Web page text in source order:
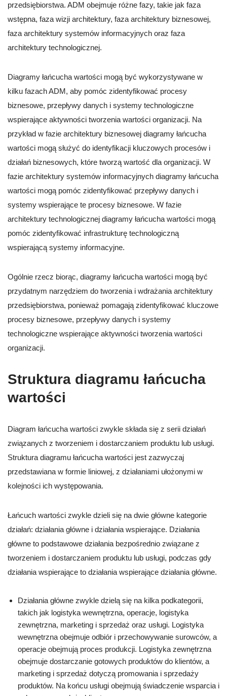
przedsiębiorstwa. ADM obejmuje różne fazy, takie jak faza
wstępna, faza wizji architektury, faza architektury biznesowej,
faza architektury systemów informacyjnych oraz faza
architektury technologicznej.
Diagramy łańcucha wartości mogą być wykorzystywane w
kilku fazach ADM, aby pomóc zidentyfikować procesy
biznesowe, przepływy danych i systemy technologiczne
wspierające aktywności tworzenia wartości organizacji. Na
przykład w fazie architektury biznesowej diagramy łańcucha
wartości mogą służyć do identyfikacji kluczowych procesów i
działań biznesowych, które tworzą wartość dla organizacji. W
fazie architektury systemów informacyjnych diagramy łańcucha
wartości mogą pomóc zidentyfikować przepływy danych i
systemy wspierające te procesy biznesowe. W fazie
architektury technologicznej diagramy łańcucha wartości mogą
pomóc zidentyfikować infrastrukturę technologiczną
wspierającą systemy informacyjne.
Ogólnie rzecz biorąc, diagramy łańcucha wartości mogą być
przydatnym narzędziem do tworzenia i wdrażania architektury
przedsiębiorstwa, ponieważ pomagają zidentyfikować kluczowe
procesy biznesowe, przepływy danych i systemy
technologiczne wspierające aktywności tworzenia wartości
organizacji.
Struktura diagramu łańcucha
wartości
Diagram łańcucha wartości zwykle składa się z serii działań
związanych z tworzeniem i dostarczaniem produktu lub usługi.
Struktura diagramu łańcucha wartości jest zazwyczaj
przedstawiana w formie liniowej, z działaniami ułożonymi w
kolejności ich występowania.
Łańcuch wartości zwykle dzieli się na dwie główne kategorie
działań: działania główne i działania wspierające. Działania
główne to podstawowe działania bezpośrednio związane z
tworzeniem i dostarczaniem produktu lub usługi, podczas gdy
działania wspierające to działania wspierające działania główne.
Działania główne zwykle dzielą się na kilka podkategorii,
takich jak logistyka wewnętrzna, operacje, logistyka
zewnętrzna, marketing i sprzedaż oraz usługi. Logistyka
wewnętrzna obejmuje odbiór i przechowywanie surowców, a
operacje obejmują proces produkcji. Logistyka zewnętrzna
obejmuje dostarczanie gotowych produktów do klientów, a
marketing i sprzedaż dotyczą promowania i sprzedaży
produktów. Na końcu usługi obejmują świadczenie wsparcia i